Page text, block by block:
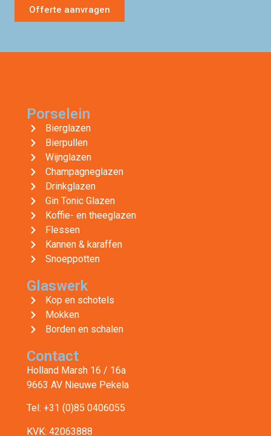
Offerte aanvragen
Porselein
Bierglazen
Bierpullen
Wijnglazen
Champagneglazen
Drinkglazen
Gin Tonic Glazen
Koffie- en theeglazen
Flessen
Kannen & karaffen
Snoeppotten
Glaswerk
Kop en schotels
Mokken
Borden en schalen
Contact
Holland Marsh 16 / 16a
9663 AV Nieuwe Pekela
Tel: +31 (0)85 0406055
KVK: 42063888